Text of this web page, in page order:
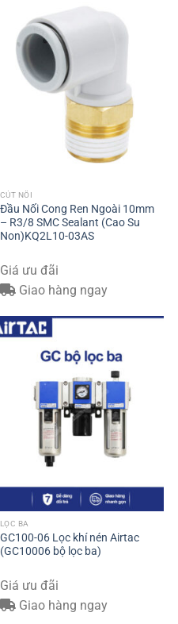
CÚT NỐI
Đầu Nối Cong Ren Ngoài 10mm
– R3/8 SMC Sealant (Cao Su
Non)KQ2L10-03AS
Giá ưu đãi
Giao hàng ngay
LỌC BA
GC100-06 Lọc khí nén Airtac
(GC10006 bộ lọc ba)
Giá ưu đãi
Giao hàng ngay